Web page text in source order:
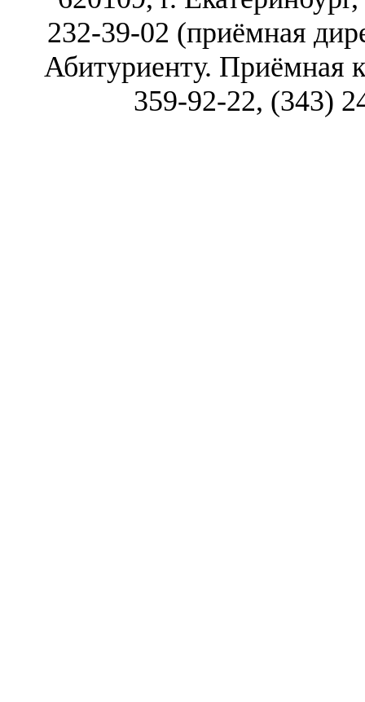
232-39-02 (приёмная
Абитуриенту. Приёмная
359-92-22, (343)